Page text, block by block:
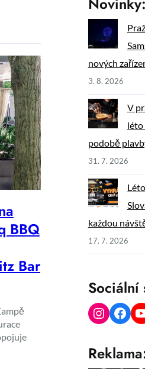
BBQ
Bar
nových
3. 8. 2026
V
léto
podobě
31. 7. 2026
každou
17. 7. 2026
Sociální
Instagram Facebook YouTube